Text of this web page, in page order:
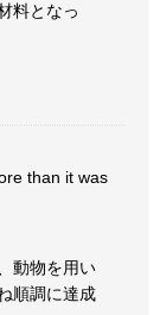
料となっ
than it was
動物を用い
順調に達成